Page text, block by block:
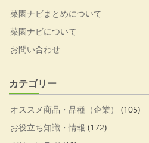
菜園ナビまとめについて
菜園ナビについて
お問い合わせ
カテゴリー
オススメ商品・品種（企業）
(105)
お役立ち知識・情報 (172)